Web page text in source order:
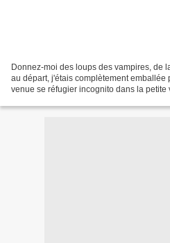
Donnez-moi des loups des vampires, de
au départ, j'étais complètement emballée
venue se réfugier incognito dans la petite